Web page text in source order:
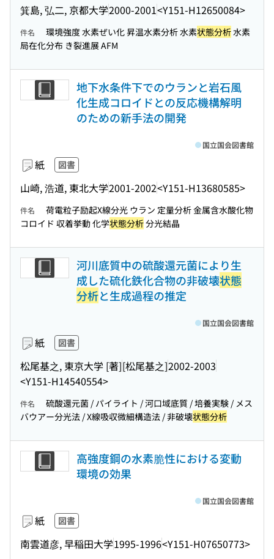
箕島, 弘二, 京都大学2000-2001<Y151-H12650084>
件名 環境強度 水素ぜい化 昇温水素分析 水素状態分析水素
局在化分布 き裂進展 AFM
地下水条件下でのウランと岩石風
化生成コロイドとの反応機構解明
のための新手法の開発
紙 図書
山崎, 浩道, 東北大学2001-2002<Y151-H13680585>
国立国会図書館
件名
荷電粒子励起X線分光 ウラン 定量分析 金属含水酸化物
コロイド 収着挙動 化学状態分析分光結晶
河川底質中の硫酸還元菌により生
成した硫化鉄化合物の非破壊状態
分析と生成過程の推定
紙 図書
松尾基之, 東京大学 [著][松尾基之]2002-2003
<Y151-H14540554>
国立国会図書館
件名
硫酸還元菌 / パイライト / 河口域底質 / 培養実験 / メス
バウアー分光法 / X線吸収微細構造法 / 非破壊状態分析
高強度鋼の水素脆性における変動
環境の効果
紙 図書
南雲道彦, 早稲田大学1995-1996<Y151-H07650773>
国立国会図書館